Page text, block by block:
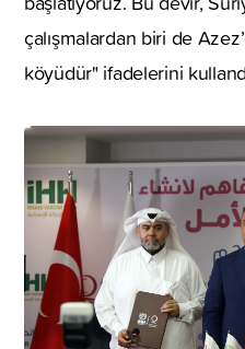
çalışmalardan biri de
köyüdür" ifadelerini